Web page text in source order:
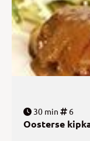
30 min 6
Oosterse